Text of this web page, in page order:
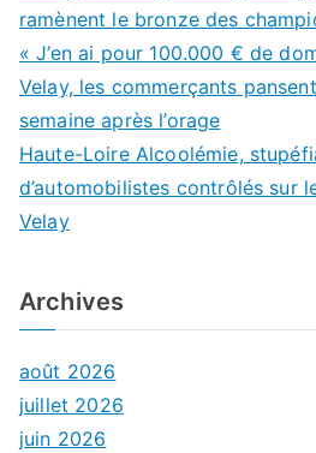
ramènent le bronze des
« J’en ai pour 100.000 € de
Velay, les commerçants
semaine après l’orage
Haute-Loire Alcoolémie,
d’automobilistes contrôlés sur
Velay
Archives
août 2026
juillet 2026
juin 2026